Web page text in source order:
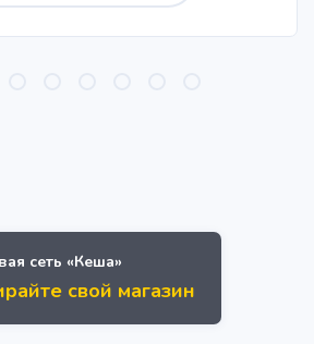
сеть «Кеша»
свой магазин